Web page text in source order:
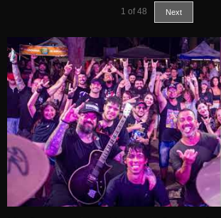
1 of 48 Next